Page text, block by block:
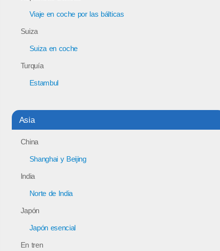
Viaje en coche por las bálticas
Suiza
Suiza en coche
Turquía
Estambul
Asia
China
Shanghai y Beijing
India
Norte de India
Japón
Japón esencial
En tren